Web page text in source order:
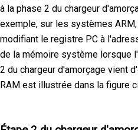
à la phase 2 du chargeur
exemple, sur les systèmes
modifiant le registre PC à
de la mémoire système lorsque
2 du chargeur d'amorçage vient
RAM est illustrée dans la figure